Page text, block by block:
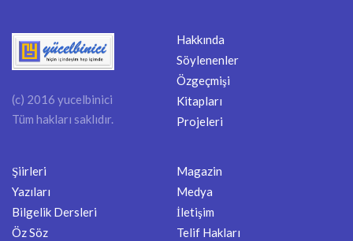
(c) 2016 yucelbinici
Tüm hakları saklıdır.
Hakkında
Söylenenler
Özgeçmişi
Kitapları
Projeleri
Şiirleri
Yazıları
Bilgelik Dersleri
Öz Söz
Magazin
Medya
İletişim
Telif Hakları